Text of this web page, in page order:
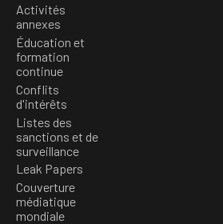
Activités
annexes
Éducation et
formation
continue
Conflits
d'intérêts
Listes des
sanctions et de
surveillance
Leak Papers
Couverture
médiatique
mondiale